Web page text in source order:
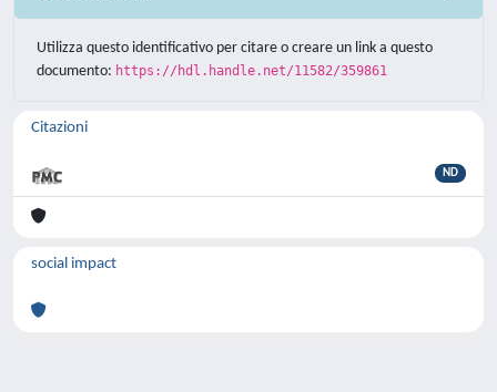
Utilizza questo identificativo per citare o creare un link a questo
documento: https://hdl.handle.net/11582/359861
Citazioni
ND
social impact